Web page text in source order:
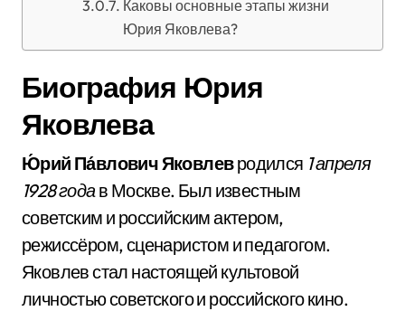
Каковы основные этапы жизни
Юрия Яковлева?
Биография Юрия
Яковлева
Ю́рий Па́влович Яковлевродился 1 апреля
1928 годав Москве. Был известным
советским и российским актером,
режиссёром, сценаристом и педагогом.
Яковлев стал настоящей культовой
личностью советского и российского кино.